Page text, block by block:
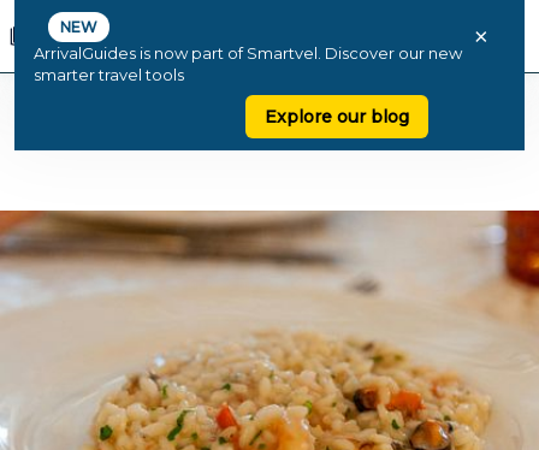
NEW
ArrivalGuides is now part of Smartvel. Discover our new
smarter travel tools
Explore our blog
×